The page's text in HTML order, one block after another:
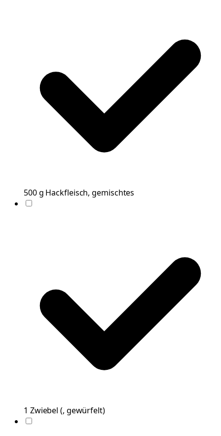
500g Hackfleisch, gemischtes
1 Zwiebel (, gewürfelt)